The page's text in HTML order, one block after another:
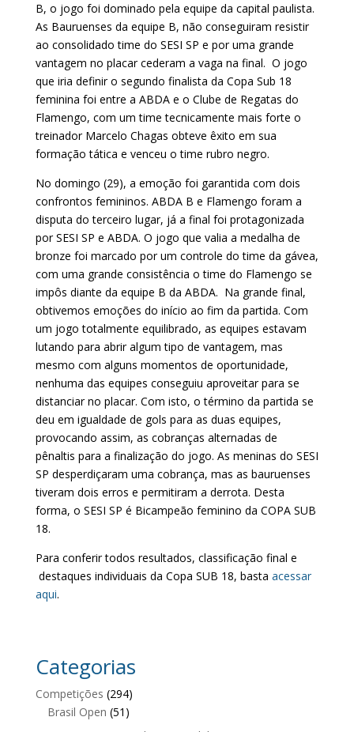
B, o jogo foi dominado pela equipe da capital paulista.
As Bauruenses da equipe B, não conseguiram resistir
ao consolidado time do SESI SP e por uma grande
vantagem no placar cederam a vaga na final. O jogo
que iria definir o segundo finalista da Copa Sub 18
feminina foi entre a ABDA e o Clube de Regatas do
Flamengo, com um time tecnicamente mais forte o
treinador Marcelo Chagas obteve êxito em sua
formação tática e venceu o time rubro negro.
No domingo (29), a emoção foi garantida com dois
confrontos femininos. ABDA B e Flamengo foram a
disputa do terceiro lugar, já a final foi protagonizada
por SESI SP e ABDA. O jogo que valia a medalha de
bronze foi marcado por um controle do time da gávea,
com uma grande consistência o time do Flamengo se
impôs diante da equipe B da ABDA. Na grande final,
obtivemos emoções do início ao fim da partida. Com
um jogo totalmente equilibrado, as equipes estavam
lutando para abrir algum tipo de vantagem, mas
mesmo com alguns momentos de oportunidade,
nenhuma das equipes conseguiu aproveitar para se
distanciar no placar. Com isto, o término da partida se
deu em igualdade de gols para as duas equipes,
provocando assim, as cobranças alternadas de
pênaltis para a finalização do jogo. As meninas do SESI
SP desperdiçaram uma cobrança, mas as bauruenses
tiveram dois erros e permitiram a derrota. Desta
forma, o SESI SP é Bicampeão feminino da COPA SUB
18.
Para conferir todos resultados, classificação final e
destaques individuais da Copa SUB 18, basta acessar
aqui.
Categorias
Competições (294)
Brasil Open (51)